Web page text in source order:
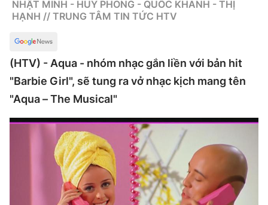
NHẬT MINH - HUY PHONG - QUỐC KHANH - THỊ
HẠNH // TRUNG TÂM TIN TỨC HTV
(HTV) - Aqua - nhóm nhạc gắn liền với bản hit
"Barbie Girl", sẽ tung ra vở nhạc kịch mang tên
"Aqua – The Musical"